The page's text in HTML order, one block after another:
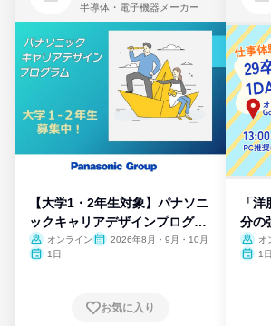
半導体・電子機器メーカー
【大学1・2年生対象】パナソニ
ックキャリアデザインプログラ
ム
オンライン
2026年8月・9月・10月
1日
お気に入り
「
分の
オ
1日